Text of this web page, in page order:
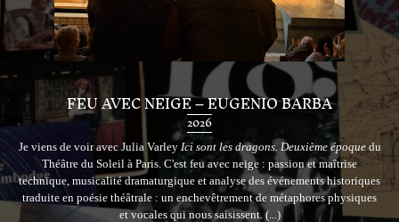
FEU AVEC NEIGE – EUGENIO BARBA
2026
Je viens de voir avec Julia Varley Ici sont les dragons. Deuxième époquedu
Théâtre du Soleil à Paris. C'est feu avec neige : passion et maîtrise
technique, musicalité dramaturgique et analyse des événements historiques
traduite en poésie théâtrale : un enchevêtrement de métaphores physiques
et vocales qui nous saisissent. (...)